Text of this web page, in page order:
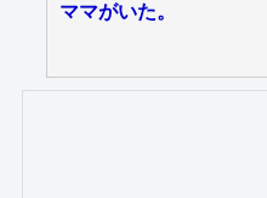
ママがいた。